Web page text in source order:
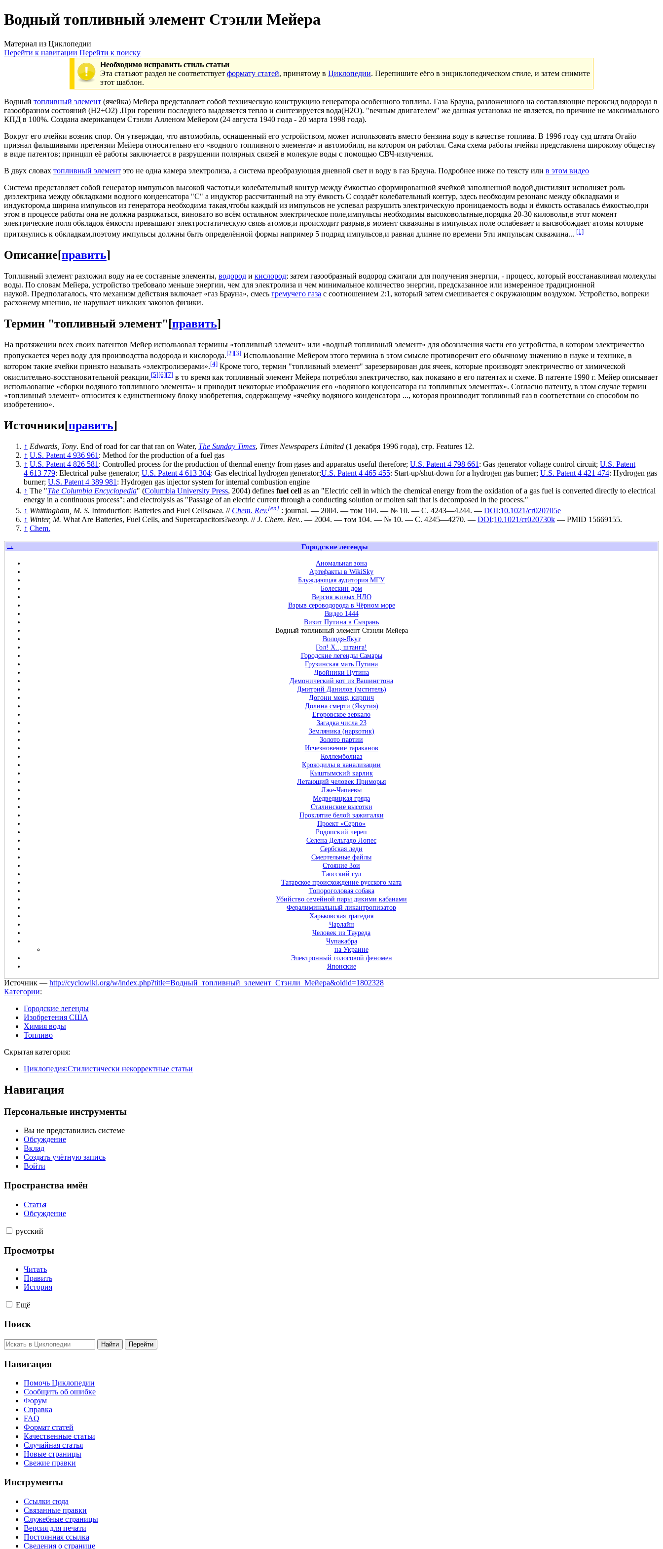
Водный топливный элемент Стэнли Мейера
Материал из Циклопедии
Перейти к навигации Перейти к поиску
Необходимо исправить стиль статьи
Эта статьяот раздел не соответствует формату статей, принятому в Циклопедии. Перепишите еёго в энциклопедическом стиле, и затем снимите
этот шаблон.
Водный топливный элемент (ячейка) Мейера представляет собой техническую конструкцию генератора особенного топлива. Газа Брауна, разложенного на составляющие пероксид водорода в
газообразном состояний (Н2+О2) .При горении последнего выделяется тепло и синтезируется вода(Н2О). "вечным двигателем" же данная установка не является, по причине не максимального
КПД в 100%. Создана американцем Стэнли Алленом Мейером (24 августа 1940 года - 20 марта 1998 года).
Вокруг его ячейки возник спор. Он утверждал, что автомобиль, оснащенный его устройством, может использовать вместо бензина воду в качестве топлива. В 1996 году суд штата Огайо
признал фальшивыми претензии Мейера относительно его «водного топливного элемента» и автомобиля, на котором он работал. Сама схема работы ячейки представлена широкому обществу
в виде патентов; принцип её работы заключается в разрушении полярных связей в молекуле воды с помощью СВЧ-излучения.
В двух словах топливный элемент это не одна камера электролиза, а система преобразующая дневной свет и воду в газ Брауна. Подробнее ниже по тексту или в этом видео
Система представляет собой генератор импульсов высокой частоты,и колебательный контур между ёмкостью сформированной ячейкой заполненной водой,дистилянт исполняет роль
диэлектрика между обкладками водного конденсатора "C" а индуктор рассчитанный на эту ёмкость C создаёт колебательный контур, здесь необходим резонанс между обкладками и
индуктором,а ширина импульсов из генератора необходима такая,чтобы каждый из импульсов не успевал разрушить электрическую проницаемость воды и ёмкость оставалась ёмкостью,при
этом в процессе работы она не должна разряжаться, виновато во всём остальном электрическое поле,импульсы необходимы высоковольтные,порядка 20-30 киловольт,в этот момент
электрические поля обкладок ёмкости превышают электростатическую связь атомов,и происходит разрыв,в момент скважины в импульсах поле ослабевает и высвобождает атомы которые
притянулись к обкладкам,поэтому импульсы должны быть определённой формы например 5 подряд импульсов,и равная длинне по времени 5ти импульсам скважина... [1]
Описание[править]
Топливный элемент разложил воду на ее составные элементы, водород и кислород; затем газообразный водород сжигали для получения энергии, - процесс, который восстанавливал молекулы
воды. По словам Мейера, устройство требовало меньше энергии, чем для электролиза и чем минимальное количество энергии, предсказанное или измеренное традиционной
наукой. Предполагалось, что механизм действия включает «газ Брауна», смесь гремучего газа с соотношением 2:1, который затем смешивается с окружающим воздухом. Устройство, вопреки
расхожему мнению, не нарушает никаких законов физики.
Термин "топливный элемент"[править]
На протяжении всех своих патентов Мейер использовал термины «топливный элемент» или «водный топливный элемент» для обозначения части его устройства, в котором электричество
пропускается через воду для производства водорода и кислорода.[2][3] Использование Мейером этого термина в этом смысле противоречит его обычному значению в науке и технике, в
котором такие ячейки принято называть «электролизерами».[4] Кроме того, термин "топливный элемент" зарезервирован для ячеек, которые производят электричество от химической
окислительно-восстановительной реакции,[5][6][7] в то время как топливный элемент Мейера потреблял электричество, как показано в его патентах и схеме. В патенте 1990 г. Мейер описывает
использование «сборки водяного топливного элемента» и приводит некоторые изображения его «водяного конденсатора на топливных элементах». Согласно патенту, в этом случае термин
«топливный элемент» относится к единственному блоку изобретения, содержащему «ячейку водяного конденсатора ..., которая производит топливный газ в соответствии со способом по
изобретению».
Источники[править]
↑ Edwards, Tony. End of road for car that ran on Water, The Sunday Times, Times Newspapers Limited (1 декабря 1996 года), стр. Features 12.
↑ U.S. Patent 4 936 961 : Method for the production of a fuel gas
↑ U.S. Patent 4 826 581 : Controlled process for the production of thermal energy from gases and apparatus useful therefore; U.S. Patent 4 798 661 : Gas generator voltage control circuit; U.S. Patent
4 613 779: Electrical pulse generator; U.S. Patent 4 613 304: Gas electrical hydrogen generator;U.S. Patent 4 465 455: Start-up/shut-down for a hydrogen gas burner; U.S. Patent 4 421 474: Hydrogen gas
burner; U.S. Patent 4 389 981 : Hydrogen gas injector system for internal combustion engine
↑ The "The Columbia Encyclopedia" (Columbia University Press, 2004) defines fuel cell as an "Electric cell in which the chemical energy from the oxidation of a gas fuel is converted directly to electrical
energy in a continuous process"; and electrolysis as "Passage of an electric current through a conducting solution or molten salt that is decomposed in the process."
↑ Whittingham, M. S. Introduction: Batteries and Fuel Cellsангл. // Chem. Rev.[en] : journal. — 2004. — том 104. — № 10. — С. 4243—4244. — DOI:10.1021/cr020705e
↑ Winter, M. What Are Batteries, Fuel Cells, and Supercapacitors?неопр. //J. Chem. Rev.. — 2004. — том 104. — № 10. — С. 4245—4270. — DOI:10.1021/cr020730k — PMID 15669155.
↑ Chem.
→ Городские легенды
Аномальная зона
Артефакты в WikiSky
Блуждающая аудитория МГУ
Болескин дом
Версия живых НЛО
Взрыв сероводорода в Чёрном море
Видео 1444
Визит Путина в Сызрань
Водный топливный элемент Стэнли Мейера
Володя-Якут
Гол! Х.., штанга!
Городские легенды Самары
Грузинская мать Путина
Двойники Путина
Демонический кот из Вашингтона
Дмитрий Данилов (мститель)
Догони меня, кирпич
Долина смерти (Якутия)
Егоровское зеркало
Загадка числа 23
Земляника (наркотик)
Золото партии
Исчезновение тараканов
Коллемболиаз
Крокодилы в канализации
Кыштымский карлик
Летающий человек Приморья
Лже-Чапаевы
Медведицкая гряда
Сталинские высотки
Проклятие белой зажигалки
Проект «Серпо»
Родопский череп
Селена Дельгадо Лопес
Сербская леди
Смертельные файлы
Стояние Зои
Таосский гул
Татарское происхождение русского мата
Топороголовая собака
Убийство семейной пары дикими кабанами
Фералиминальный ликантропизатор
Харьковская трагедия
Чарлайн
Человек из Тауреда
Чупакабра
на Украине
Электронный голосовой феномен
Японские
Источник — http://cyclowiki.org/w/index.php?title=Водный_топливный_элемент_Стэнли_Мейера&oldid=1802328
Категории:
Городские легенды
Изобретения США
Химия воды
Топливо
Скрытая категория:
Циклопедия:Стилистически некорректные статьи
Навигация
Персональные инструменты
Вы не представились системе
Обсуждение
Вклад
Создать учётную запись
Войти
Пространства имён
Статья
Обсуждение
русский
Просмотры
Читать
Править
История
Ещё
Поиск
Навигация
Помочь Циклопедии
Сообщить об ошибке
Форум
Справка
FAQ
Формат статей
Качественные статьи
Случайная статья
Новые страницы
Свежие правки
Инструменты
Ссылки сюда
Связанные правки
Служебные страницы
Версия для печати
Постоянная ссылка
Сведения о странице